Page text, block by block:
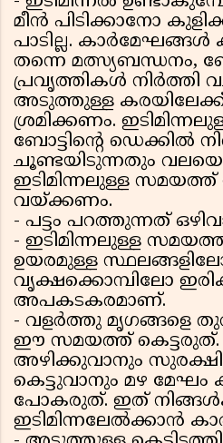
മീന്‍ പിടിക്കാനോ
പാടില്ല.
തന്നെ മത്സ്യബന്ധനം,
പ്രവൃത്തികള്‍ നിര്‍ത്തി
അടുത്തുള്ള
ശ്രമിക്കണം.
ബോട്ടിന്റെ ഡെക്കില്‍
ചൂണ്ടയിടുന്നതും
ഇടിമിന്നലുള്ള സമയത്ത്
വയ്ക്കണം.
- പട്ടം പറത്തുന്നത്
- ഇടിമിന്നലുള്ള
ഉയരമുള്ള
വൃക്ഷക്കൊമ്പിലോ
അപകടകരമാണ്.
- വളര്‍ത്തു മൃഗങ്ങളെ
ഈ സമയത്ത്
അഴിക്കുവാനും
കെട്ടുവാനും മഴ
പോകരുത്. ഇത്
ഇടിമിന്നലേല്‍ക്കാന്‍